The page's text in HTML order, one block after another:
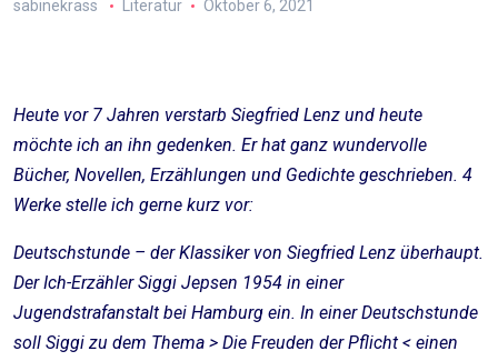
sabinekrass Literatur Oktober 6, 2021
Heute vor 7 Jahren verstarb Siegfried Lenz und heute
möchte ich an ihn gedenken. Er hat ganz wundervolle
Bücher, Novellen, Erzählungen und Gedichte geschrieben. 4
Werke stelle ich gerne kurz vor:
Deutschstunde – der Klassiker von Siegfried Lenz überhaupt.
Der Ich-Erzähler Siggi Jepsen 1954 in einer
Jugendstrafanstalt bei Hamburg ein. In einer Deutschstunde
soll Siggi zu dem Thema > Die Freuden der Pflicht < einen